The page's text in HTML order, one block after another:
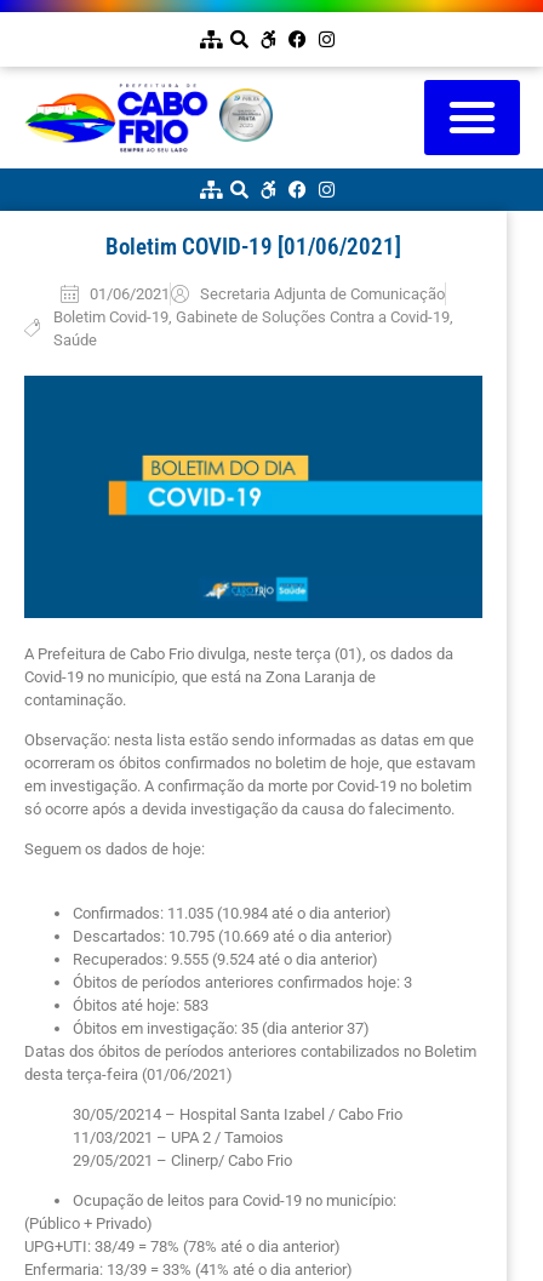
Boletim COVID-19 [01/06/2021]
01/06/2021
Secretaria Adjunta de Comunicação
Boletim Covid-19, Gabinete de Soluções Contra a Covid-19,
Saúde
A Prefeitura de Cabo Frio divulga, neste terça (01), os dados da
Covid-19 no município, que está na Zona Laranja de
contaminação.
Observação: nesta lista estão sendo informadas as datas em que
ocorreram os óbitos confirmados no boletim de hoje, que estavam
em investigação. A confirmação da morte por Covid-19 no boletim
só ocorre após a devida investigação da causa do falecimento.
Seguem os dados de hoje:
Confirmados: 11.035 (10.984 até o dia anterior)
Descartados: 10.795 (10.669 até o dia anterior)
Recuperados: 9.555 (9.524 até o dia anterior)
Óbitos de períodos anteriores confirmados hoje: 3
Óbitos até hoje: 583
Óbitos em investigação: 35 (dia anterior 37)
Datas dos óbitos de períodos anteriores contabilizados no Boletim
desta terça-feira (01/06/2021)
30/05/20214 – Hospital Santa Izabel / Cabo Frio
11/03/2021 – UPA 2 / Tamoios
29/05/2021 – Clinerp/ Cabo Frio
Ocupação de leitos para Covid-19 no município:
(Público + Privado)
UPG+UTI: 38/49 = 78% (78% até o dia anterior)
Enfermaria: 13/39 = 33% (41% até o dia anterior)